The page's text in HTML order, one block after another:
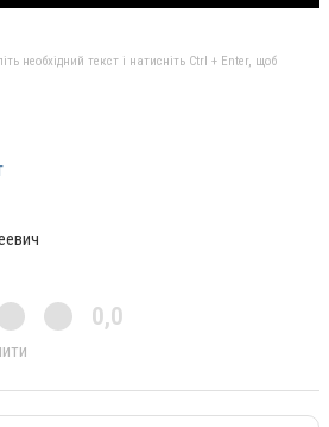
необхідний текст і натисніть Ctrl + Enter, щоб
0,0